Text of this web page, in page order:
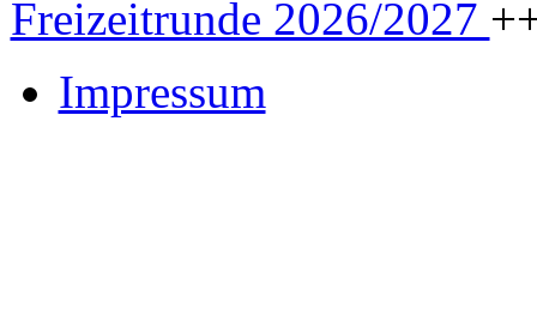
Freizeitrunde 2026/2027
Impressum